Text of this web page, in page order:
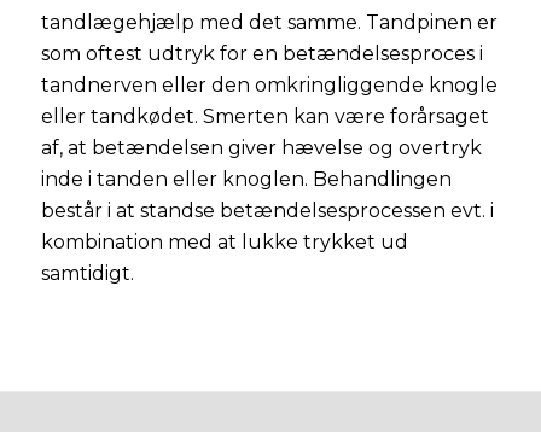
tandlægehjælp med det samme. Tandpinen er
som oftest udtryk for en betændelsesproces i
tandnerven eller den omkringliggende knogle
eller tandkødet. Smerten kan være forårsaget
af, at betændelsen giver hævelse og overtryk
inde i tanden eller knoglen. Behandlingen
består i at standse betændelsesprocessen evt. i
kombination med at lukke trykket ud
samtidigt.​